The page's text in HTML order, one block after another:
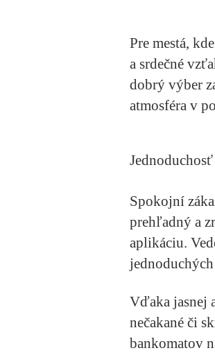
Pre mestá,
a srdečné
dobrý výber
atmosféra v
Spokojní
prehľadný a
aplikáciu.
Vďaka jasnej
nečakané či
bankomatov